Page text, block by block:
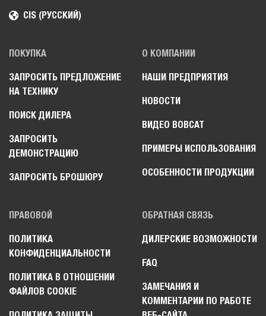
CIS (РУССКИЙ)
ПОКУПКА
ЗАПРОСИТЬ ПРЕДЛОЖЕНИЕ
НА ТЕХНИКУ
ПОИСК ДИЛЕРА
ЗАПРОСИТЬ
ДЕМОНСТРАЦИЮ
ЗАПРОСИТЬ БРОШЮРУ
О КОМПАНИИ
НАШИ ПРЕДПРИЯТИЯ
НОВОСТИ
ВИДЕО BOBCAT
ПРИМЕРЫ ИСПОЛЬЗОВАНИЯ
ОСОБЕННОСТИ ПРОДУКЦИИ
ПРАВОВОЙ
ПОЛИТИКА
КОНФИДЕНЦИАЛЬНОСТИ
ПОЛИТИКА В ОТНОШЕНИИ
ФАЙЛОВ COOKIE
ОБРАТНАЯ СВЯЗЬ
ДИЛЕРСКИЕ ВОЗМОЖНОСТИ
FAQ
ЗАМЕЧАНИЯ И
КОММЕНТАРИИ ПО РАБОТЕ